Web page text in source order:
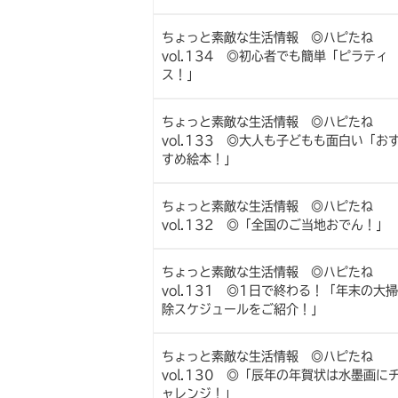
ちょっと素敵な生活情報 ◎ハピたね
vol.134 ◎初心者でも簡単「ピラティ
ス！」
ちょっと素敵な生活情報 ◎ハピたね
vol.133 ◎大人も子どもも面白い「お
すめ絵本！」
ちょっと素敵な生活情報 ◎ハピたね
vol.132 ◎「全国のご当地おでん！」
ちょっと素敵な生活情報 ◎ハピたね
vol.131 ◎1日で終わる！「年末の大掃
除スケジュールをご紹介！」
ちょっと素敵な生活情報 ◎ハピたね
vol.130 ◎「辰年の年賀状は水墨画に
ャレンジ！」